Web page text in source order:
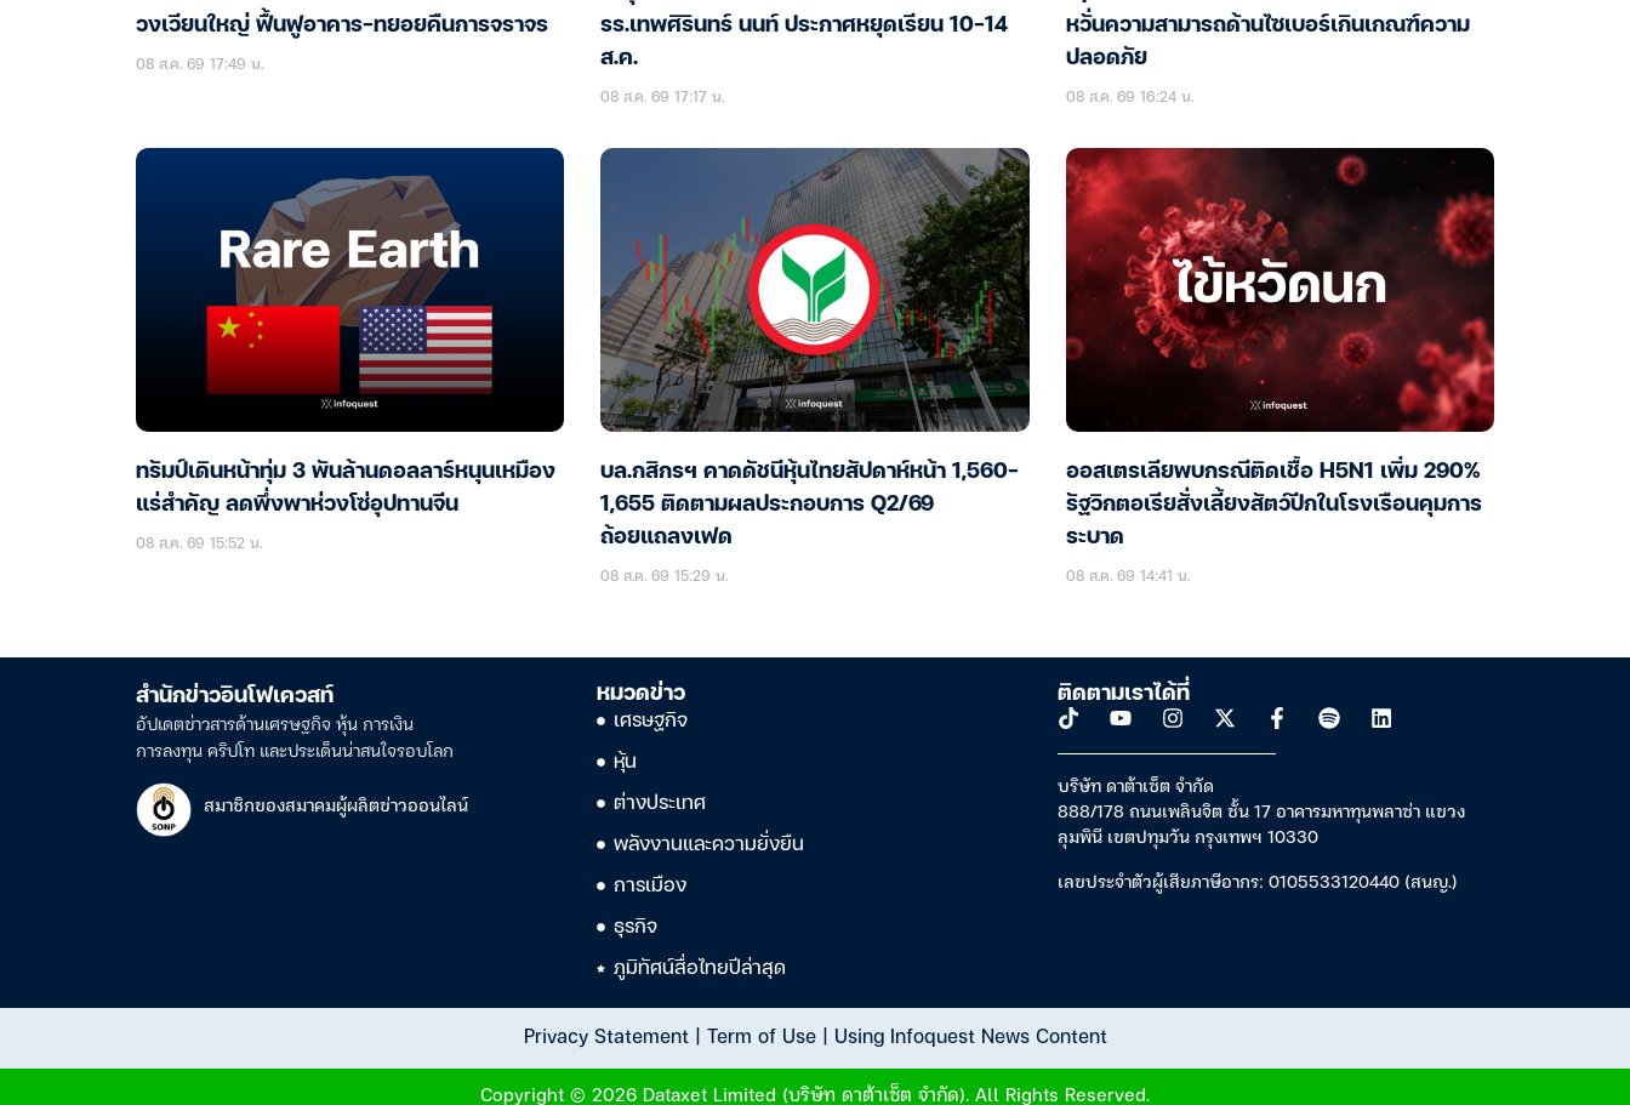
วงเวียนใหญ่ ฟื้นฟูอาคาร-ทยอยคืนการจราจร
08 ส.ค. 69 17:49 น.
รร.เทพศิรินทร์ นนท์ ประกาศหยุดเรียน 10-14
ส.ค.
08 ส.ค. 69 17:17 น.
หวั่นความสามารถด้านไซเบอร์เกินเกณฑ์ความ
ปลอดภัย
08 ส.ค. 69 16:24 น.
ทรัมป์เดินหน้าทุ่ม 3 พันล้านดอลลาร์หนุนเหมือง
แร่สำคัญ ลดพึ่งพาห่วงโซ่อุปทานจีน
08 ส.ค. 69 15:52 น.
บล.กสิกรฯ คาดดัชนีหุ้นไทยสัปดาห์หน้า 1,560-
1,655 ติดตามผลประกอบการ Q2/69
ถ้อยแถลงเฟด
08 ส.ค. 69 15:29 น.
ออสเตรเลียพบกรณีติดเชื้อ H5N1 เพิ่ม 290%
รัฐวิกตอเรียสั่งเลี้ยงสัตว์ปีกในโรงเรือนคุมการ
ระบาด
08 ส.ค. 69 14:41 น.
สำนักข่าวอินโฟเควสท์
อัปเดตข่าวสารด้านเศรษฐกิจ หุ้น การเงิน
การลงทุน คริปโท และประเด็นน่าสนใจรอบโลก
สมาชิกของสมาคมผู้ผลิตข่าวออนไลน์
หมวดข่าว
เศรษฐกิจ
หุ้น
ต่างประเทศ
พลังงานและความยั่งยืน
การเมือง
ธุรกิจ
ภูมิทัศน์สื่อไทยปีล่าสุด
ติดตามเราได้ที่
บริษัท ดาต้าเซ็ต จำกัด
888/178 ถนนเพลินจิต ชั้น 17 อาคารมหาทุนพลาซ่า แขวง
ลุมพินี เขตปทุมวัน กรุงเทพฯ 10330
เลขประจำตัวผู้เสียภาษีอากร: 0105533120440 (สนญ.)
Privacy Statement| Term of Use| Using Infoquest News Content
Copyright © 2026 Dataxet Limited (บริษัท ดาต้าเซ็ต จำกัด). All Rights Reserved.